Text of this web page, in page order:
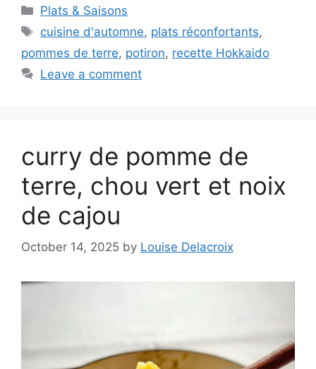
Categories
Plats & Saisons
Tags
cuisine d'automne, plats réconfortants,
pommes de terre, potiron, recette Hokkaido
Leave a comment
curry de pomme de
terre, chou vert et noix
de cajou
October 14, 2025 by Louise Delacroix